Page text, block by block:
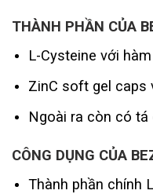
THÀNH PHẦN CỦA
L-Cysteine với
ZinC soft gel caps
Ngoài ra còn có
CÔNG DỤNG CỦA
Thành phần chính